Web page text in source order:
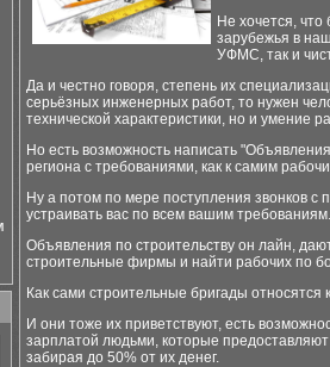
Не хочется,
зарубежья в
УФМС, так и
Да и честно говоря, степень их
серьёзных инженерных работ, то нужен
технической характеристики, но и умение
Но есть возможность написать
региона с требованиями, как к самим
Ну а потом по мере поступления звонков
устраивать вас по всем вашим требованиям.
Объявления по строительству он лайн,
строительные фирмы и найти рабочих по
Как сами строительные бригады относятся
И они тоже их приветствуют, есть
зарплатой людьми, которые
забирая до 50% от их денег.